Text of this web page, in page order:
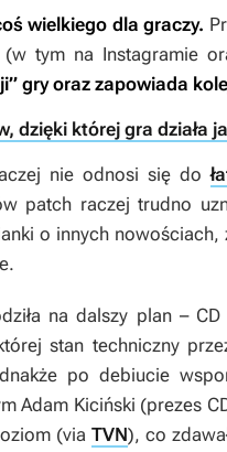
wielkiego dla graczy.
tym na Instagramie
gry oraz zapowiada
dzięki której gra działa
nie odnosi się do
patch raczej trudno
o innych
na dalszy plan – CD
stan techniczny
po debiucie
Adam Kiciński (prezes
(viaTVN), co